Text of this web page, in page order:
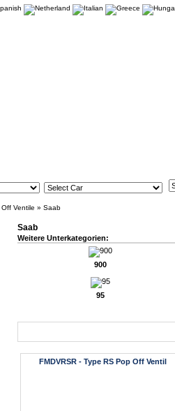
Ventile » Saab
Saab
Weitere Unterkategorien:
900
95
FMDVRSR - Type RS Pop Off Ventil